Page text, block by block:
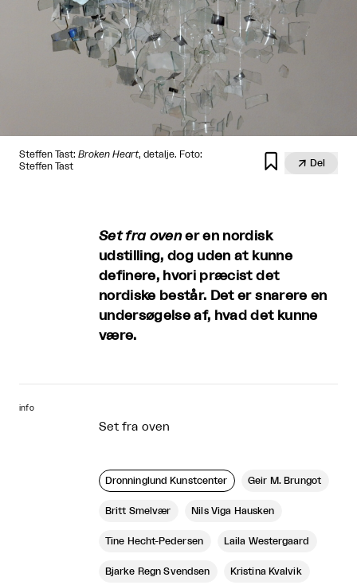
Steffen Tast: Broken Heart, detalje. Foto:
Steffen Tast
  Del
Set fra ovener en nordisk
udstilling, dog uden at kunne
definere, hvori præcist det
nordiske består. Det er snarere en
undersøgelse af, hvad det kunne
være.
info
Set fra oven
Dronninglund Kunstcenter Geir M. Brungot
Britt Smelvær Nils Viga Hausken
Tine Hecht-Pedersen Laila Westergaard
Bjarke Regn Svendsen Kristina Kvalvik